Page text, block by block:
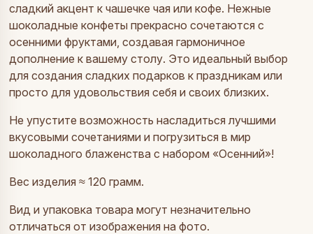
сладкий акцент к чашечке чая или кофе. Нежные
шоколадные конфеты прекрасно сочетаются с
осенними фруктами, создавая гармоничное
дополнение к вашему столу. Это идеальный выбор
для создания сладких подарков к праздникам или
просто для удовольствия себя и своих близких.
Не упустите возможность насладиться лучшими
вкусовыми сочетаниями и погрузиться в мир
шоколадного блаженства с набором «Осенний»!
Вес изделия ≈ 120 грамм.
Вид и упаковка товара могут незначительно
отличаться от изображения на фото.